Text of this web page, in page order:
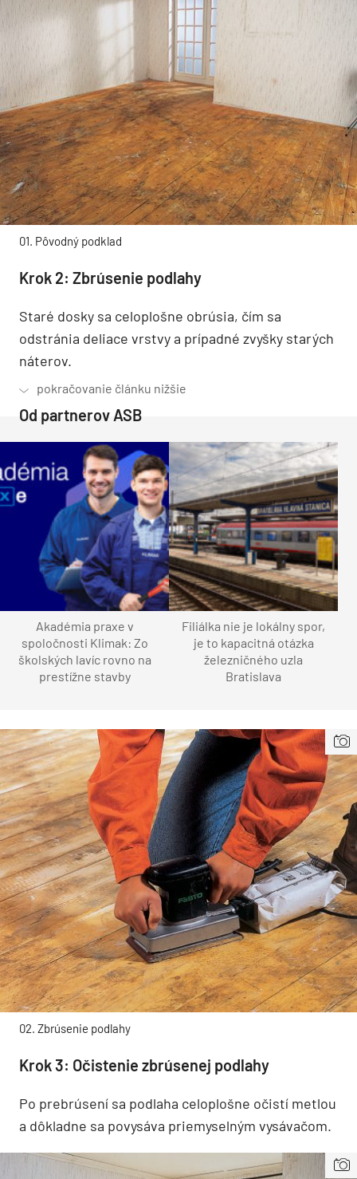
01. Pôvodný podklad
Krok 2: Zbrúsenie podlahy
Staré dosky sa celoplošne obrúsia, čím sa
odstránia deliace vrstvy a prípadné zvyšky starých
náterov.
Od partnerov ASB
Akadémia praxe v
spoločnosti Klimak: Zo
školských lavíc rovno na
prestížne stavby
Filiálka nie je lokálny spor,
je to kapacitná otázka
železničného uzla
Bratislava
02. Zbrúsenie podlahy
Krok 3: Očistenie zbrúsenej podlahy
Po prebrúsení sa podlaha celoplošne očistí metlou
a dôkladne sa povysáva priemyselným vysávačom.